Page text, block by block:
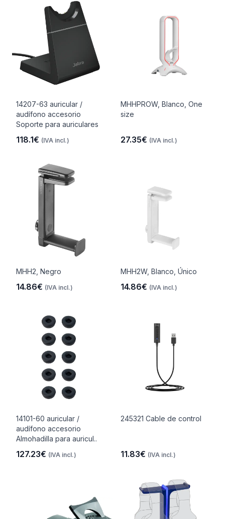
14207-63 auricular /
audífono accesorio
Soporte para auriculares
118.1€ (IVA incl.)
MHHPROW, Blanco, One
size
27.35€ (IVA incl.)
MHH2, Negro
14.86€ (IVA incl.)
MHH2W, Blanco, Único
14.86€ (IVA incl.)
14101-60 auricular /
audífono accesorio
Almohadilla para auricul..
127.23€ (IVA incl.)
245321 Cable de control
11.83€ (IVA incl.)